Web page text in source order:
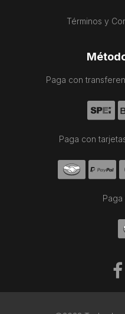
Términos y
Paga con
Paga con
Paga